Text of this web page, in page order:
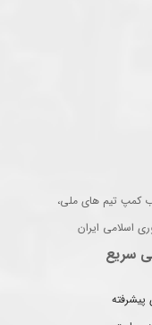
کمپ تیم های ملی،
اسلامی ایران
سریع